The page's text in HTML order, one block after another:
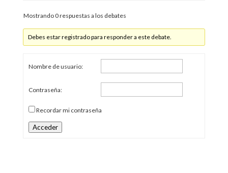
Mostrando 0 respuestas a los debates
Debes estar registrado para responder a este debate.
Nombre de usuario:
Contraseña:
Recordar mi contraseña
Acceder